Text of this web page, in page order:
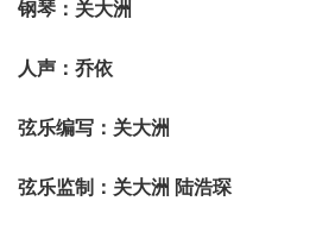
钢琴：关大洲
人声：乔依
弦乐编写：关大洲
弦乐监制：关大洲 陆浩琛